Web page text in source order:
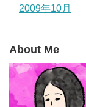
2009年10月
About Me